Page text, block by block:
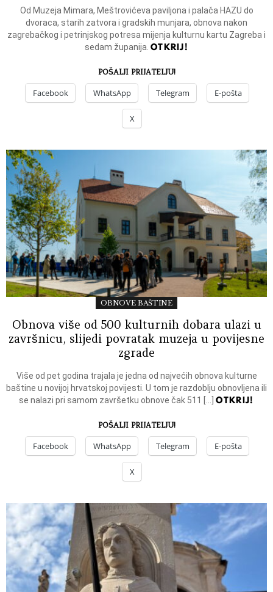
Od Muzeja Mimara, Meštrovićeva paviljona i palača HAZU do
dvoraca, starih zatvora i gradskih munjara, obnova nakon
zagrebačkog i petrinjskog potresa mijenja kulturnu kartu Zagreba i
sedam županija. OTKRIJ!
POŠALJI PRIJATELJU!
Facebook WhatsApp Telegram E-pošta
X
OBNOVE BAŠTINE
Obnova više od 500 kulturnih dobara ulazi u
završnicu, slijedi povratak muzeja u povijesne
zgrade
Više od pet godina trajala je jedna od najvećih obnova kulturne
baštine u novijoj hrvatskoj povijesti. U tom je razdoblju obnovljena ili
se nalazi pri samom završetku obnove čak 511 […]OTKRIJ!
POŠALJI PRIJATELJU!
Facebook WhatsApp Telegram E-pošta
X